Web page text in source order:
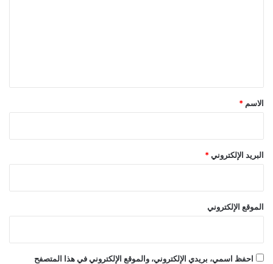
*
الاسم *
البريد الإلكتروني *
الموقع الإلكتروني
احفظ اسمي، بريدي الإلكتروني، والموقع الإلكتروني في هذا المتصفح